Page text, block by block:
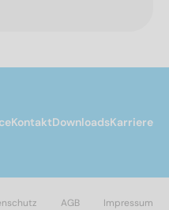
KontaktDownloadsKarriere
AGB Impressum